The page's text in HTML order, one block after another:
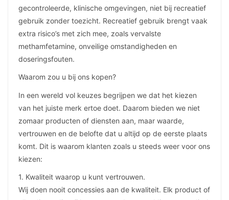
gecontroleerde, klinische omgevingen, niet bij recreatief
gebruik zonder toezicht. Recreatief gebruik brengt vaak
extra risico’s met zich mee, zoals vervalste
methamfetamine, onveilige omstandigheden en
doseringsfouten.
Waarom zou u bij ons kopen?
In een wereld vol keuzes begrijpen we dat het kiezen
van het juiste merk ertoe doet. Daarom bieden we niet
zomaar producten of diensten aan, maar waarde,
vertrouwen en de belofte dat u altijd op de eerste plaats
komt. Dit is waarom klanten zoals u steeds weer voor ons
kiezen:
1. Kwaliteit waarop u kunt vertrouwen.
Wij doen nooit concessies aan de kwaliteit. Elk product of